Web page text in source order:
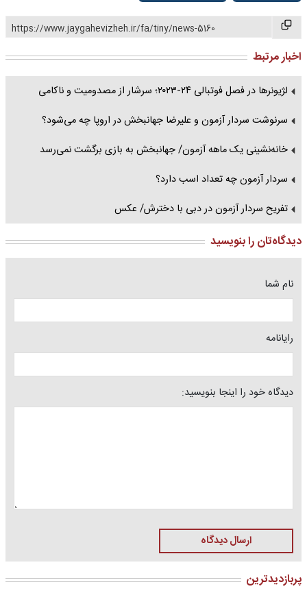
https://www.jaygahevizheh.ir/fa/tiny/news-5160
اخبار مرتبط
لژیونرها در فصل فوتبالی ۲۴-۲۰۲۳؛ سرشار از مصدومیت و ناکامی
سرنوشت سردار آزمون و علیرضا جهانبخش در اروپا چه می‌شود؟
خانه‌نشینی یک ماهه آزمون/ جهانبخش به بازی برگشت نمی‌رسد
سردار آزمون چه تعداد اسب‌ دارد؟
تفریح سردار آزمون در دبی با دخترش/ عکس
دیدگاه‌تان را بنویسید
نام شما
رایانامه
دیدگاه خود را اینجا بنویسید:
ارسال دیدگاه
پربازدیدترین